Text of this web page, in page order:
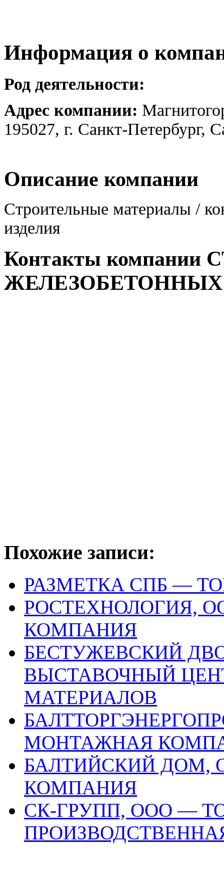
Информация о
Род деятельности:
Адрес компании:
195027, г. Санкт-Петербург,
Описание компании
Строительные материалы /
изделия
Контакты
ЖЕЛЕЗОБЕТОННЫХ
Похожие записи:
РАЗМЕТКА СПБ —
РОСТЕХНОЛОГИЯ,
КОМПАНИЯ
БЕСТУЖЕВСКИЙ
ВЫСТАВОЧНЫЙ
МАТЕРИАЛОВ
МОНТАЖНАЯ
БАЛТИЙСКИЙ ДОМ,
КОМПАНИЯ
СК-ГРУПП, ООО —